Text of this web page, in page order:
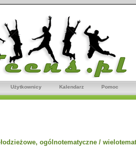
Użytkownicy Kalendarz Pomoc
ogólnotematyczne /